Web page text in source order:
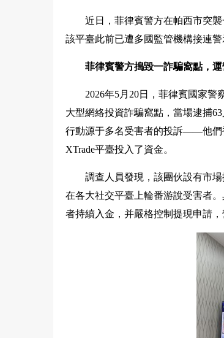
近日，菲律賓警方在帕西市突
該平臺此前已遭多國監管機構接連
菲律賓警方搗毀一詐騙窩點，
2026年5月20日，菲律賓國家
大型網絡投資詐騙窩點，當場逮捕
行動源于多名受害者的投訴——他們
XTrade平臺投入了資金。
調查人員發現，該團伙設有市
在各大社交平臺上輪番游說受害者
者持續入金，并嚴格控制提現申請，